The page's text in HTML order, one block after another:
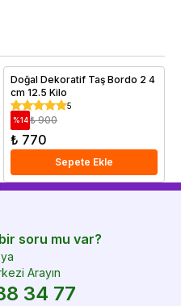
Doğal Dekoratif Taş Bordo 2 4
cm 12.5 Kilo
5
%14 ₺ 900
₺ 770
Sepete Ekle
soru mu var?
Arayın
34 77